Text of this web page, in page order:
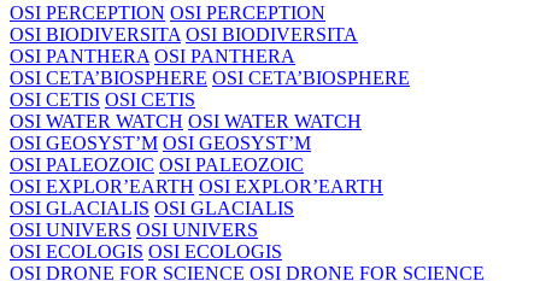
OSI PERCEPTION OSI PERCEPTION
OSI BIODIVERSITA OSI BIODIVERSITA
OSI PANTHERA OSI PANTHERA
OSI CETA’BIOSPHERE OSI CETA’BIOSPHERE
OSI CETIS OSI CETIS
OSI WATER WATCH OSI WATER WATCH
OSI GEOSYST’M OSI GEOSYST’M
OSI PALEOZOIC OSI PALEOZOIC
OSI EXPLOR’EARTH OSI EXPLOR’EARTH
OSI GLACIALIS OSI GLACIALIS
OSI UNIVERS OSI UNIVERS
OSI ECOLOGIS OSI ECOLOGIS
OSI DRONE FOR SCIENCE OSI DRONE FOR SCIENCE